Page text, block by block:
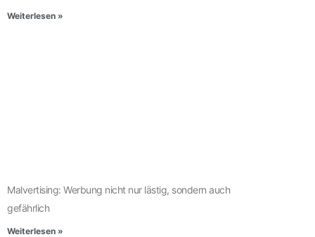
Weiterlesen »
Malvertising: Werbung nicht nur lästig, sondern auch
gefährlich
Weiterlesen »